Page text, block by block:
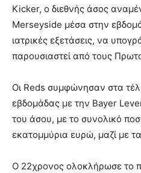
Kicker, ο διεθνής άσος
Merseyside μέσα στην
ιατρικές εξετάσεις, να
παρουσιαστεί από τους
Οι Reds συμφώνησαν στα
εβδομάδας με την Bayer
του άσου, με το συνολικό
εκατομμύρια ευρώ, μαζί με
Ο 22χρονος ολοκλήρωσε το